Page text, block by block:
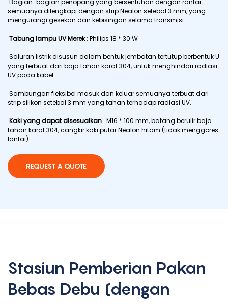
Bagian-bagian penopang yang bersentuhan dengan rantai
semuanya dilengkapi dengan strip Nealon setebal 3 mm, yang
mengurangi gesekan dan kebisingan selama transmisi.
Tabung lampu UV Merek: Philips 18 * 30 W
Saluran listrik disusun dalam bentuk jembatan tertutup berbentuk U
yang terbuat dari baja tahan karat 304, untuk menghindari radiasi
UV pada kabel.
Sambungan fleksibel masuk dan keluar semuanya terbuat dari
strip silikon setebal 3 mm yang tahan terhadap radiasi UV.
Kaki yang dapat disesuaikan : M16 * 100 mm, batang berulir baja
tahan karat 304, cangkir kaki putar Nealon hitam (tidak menggores
lantai)
REQUEST A QUOTE
Stasiun Pemberian Pakan
Bebas Debu (dengan